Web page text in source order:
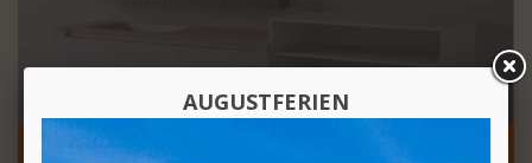
FLAT XL MÖBEL VON AGAPE DESIGN
AUGUSTFERIEN